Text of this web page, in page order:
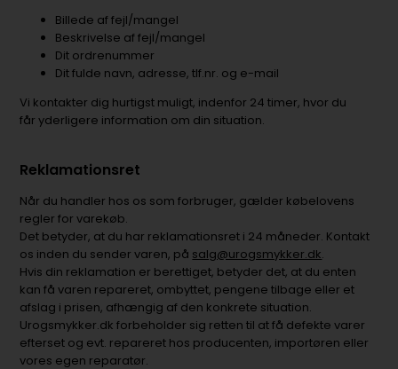
Billede af fejl/mangel
Beskrivelse af fejl/mangel
Dit ordrenummer
Dit fulde navn, adresse, tlf.nr. og e-mail
Vi kontakter dig hurtigst muligt, indenfor 24 timer, hvor du
får yderligere information om din situation.
Reklamationsret
Når du handler hos os som forbruger, gælder købelovens
regler for varekøb.
Det betyder, at du har reklamationsret i 24 måneder. Kontakt
os inden du sender varen, på salg@urogsmykker.dk.
Hvis din reklamation er berettiget, betyder det, at du enten
kan få varen repareret, ombyttet, pengene tilbage eller et
afslag i prisen, afhængig af den konkrete situation.
Urogsmykker.dk forbeholder sig retten til at få defekte varer
efterset og evt. repareret hos producenten, importøren eller
vores egen reparatør.